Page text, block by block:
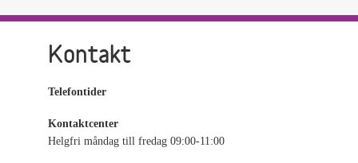
Kontakt
Telefontider
Kontaktcenter
Helgfri måndag till fredag 09:00-11:00